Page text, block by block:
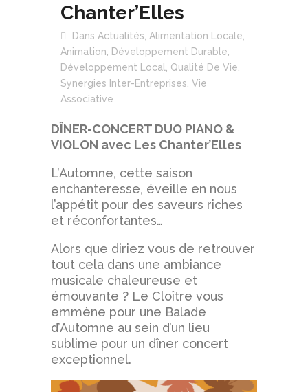
Chanter’Elles
Dans Actualités Alimentation Locale
Animation Développement Durable
Développement Local
Qualité De Vie
Synergies Inter-Entreprises Vie
Associative
DÎNER-CONCERT DUO PIANO &
VIOLON avec Les Chanter’Elles
L’Automne, cette saison
enchanteresse, éveille en nous
l’appétit pour des saveurs riches
et réconfortantes…
Alors que diriez vous de retrouver
tout cela dans une ambiance
musicale chaleureuse et
émouvante ? Le Cloître vous
emmène pour une Balade
d’Automne au sein d’un lieu
sublime pour un dîner concert
exceptionnel.